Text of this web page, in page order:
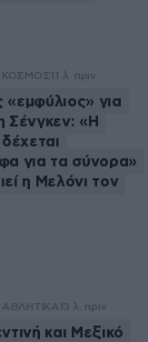
ΚΟΣΜΟΣ 11 λ. πριν
«εμφύλιος» για
Σένγκεν: «Η
δέχεται
για τα σύνορα»
η Μελόνι τον
ΑΘΛΗΤΙΚΑ 13 λ. πριν
και Μεξικό